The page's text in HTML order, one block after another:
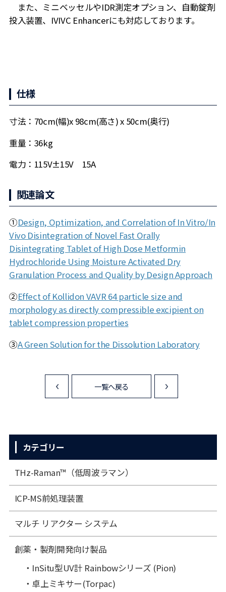
また、ミニベッセルやIDR測定オプション、自動錠剤
投入装置、IVIVC Enhancerにも対応しております。
仕様
寸法：70cm(幅)x 98cm(高さ) x 50cm(奥行)
重量：36kg
電力：115V±15V 15A
関連論文
①Design, Optimization, and Correlation of In Vitro/In
Vivo Disintegration of Novel Fast Orally
Disintegrating Tablet of High Dose Metformin
Hydrochloride Using Moisture Activated Dry
Granulation Process and Quality by Design Approach
②Effect of Kollidon VAVR 64 particle size and
morphology as directly compressible excipient on
tablet compression properties
③A Green Solution for the Dissolution Laboratory
<
一覧へ戻る
カテゴリー
THz-Raman™（低周波ラマン）
ICP-MS前処理装置
マルチ リアクター システム
創薬・製剤開発向け製品
InSitu型UV計 Rainbowシリーズ (Pion)
卓上ミキサー(Torpac)